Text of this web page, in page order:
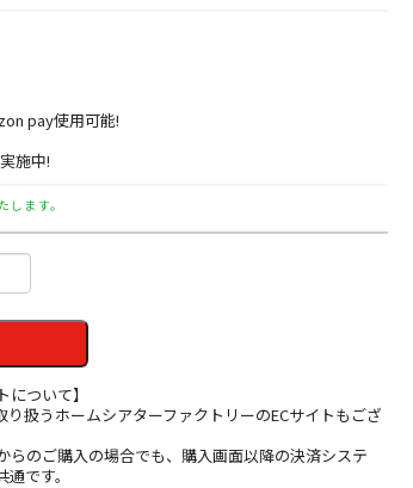
pay使用可能!
施中!
ます。
について】
扱うホームシアターファクトリーのECサイトもござ
らのご購入の場合でも、購入画面以降の決済システ
です。